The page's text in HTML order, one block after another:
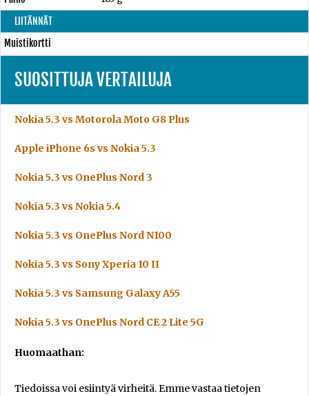
LIITÄNNÄT
Muistikortti
SUOSITTUJA VERTAILUJA
Nokia 5.3 vs Motorola Moto G8 Plus
Apple iPhone 6s vs Nokia 5.3
Nokia 5.3 vs OnePlus Nord 3
Nokia 5.3 vs Nokia 5.4
Nokia 5.3 vs OnePlus Nord N100
Nokia 5.3 vs Sony Xperia 10 II
Nokia 5.3 vs Samsung Galaxy A55
Nokia 5.3 vs OnePlus Nord CE 2 Lite 5G
Huomaathan:
Tiedoissa voi esiintyä virheitä. Emme vastaa tietojen